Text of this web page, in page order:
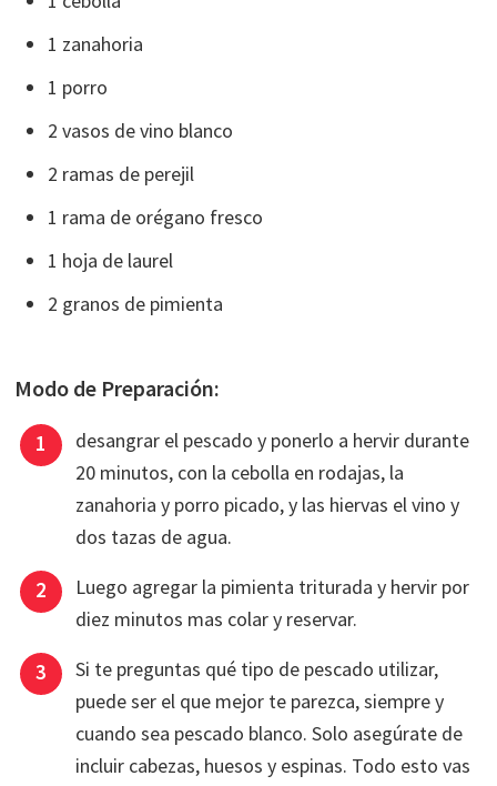
1 zanahoria
1 porro
2 vasos de vino blanco
2 ramas de perejil
1 rama de orégano fresco
1 hoja de laurel
2 granos de pimienta
Modo de Preparación:
desangrar el pescado y ponerlo a hervir durante
20 minutos, con la cebolla en rodajas, la
zanahoria y porro picado, y las hiervas el vino y
dos tazas de agua.
Luego agregar la pimienta triturada y hervir por
diez minutos mas colar y reservar.
Si te preguntas qué tipo de pescado utilizar,
puede ser el que mejor te parezca, siempre y
cuando sea pescado blanco. Solo asegúrate de
incluir cabezas, huesos y espinas. Todo esto vas